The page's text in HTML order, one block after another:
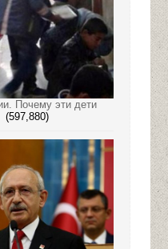
Почему эти дети
(597,880)